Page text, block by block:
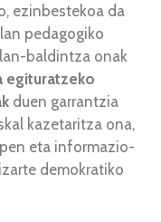
ezinbestekoa da
pedagogiko
baldintza onak
egituratzeko
duen garrantzia
kazetaritza ona,
eta informazio-
demokratiko